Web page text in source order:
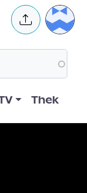
User
Thek